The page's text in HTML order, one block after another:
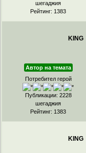
шегаджия
Рейтинг: 1383
KING
Автор на темата
Потребител герой
Публикации: 2228
шегаджия
Рейтинг: 1383
KING